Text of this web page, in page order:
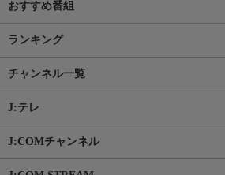
おすすめ番組
ランキング
チャンネル一覧
J:テレ
J:COMチャンネル